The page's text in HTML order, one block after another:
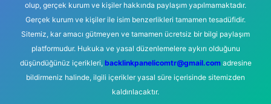
olup, gerçek kurum ve kişiler hakkında paylaşım yapılmamaktadır.
Gerçek kurum ve kişiler ile isim benzerlikleri tamamen tesadüfidir.
Sitemiz, kar amacı gütmeyen ve tamamen ücretsiz bir bilgi paylaşım
platformudur. Hukuka ve yasal düzenlemelere aykırı olduğunu
düşündüğünüz içerikleri, backlinkpanelicomtr@gmail.comadresine
bildirmeniz halinde, ilgili içerikler yasal süre içerisinde sitemizden
kaldırılacaktır.